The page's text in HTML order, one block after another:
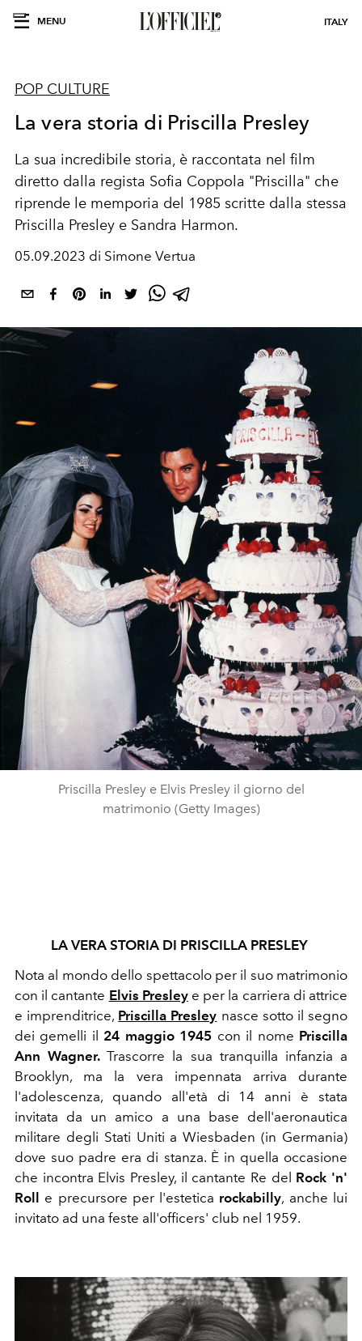
MENU ITALY
POP CULTURE
La vera storia di Priscilla Presley
La sua incredibile storia, è raccontata nel film
diretto dalla regista Sofia Coppola "Priscilla" che
riprende le memporia del 1985 scritte dalla stessa
Priscilla Presley e Sandra Harmon.
05.09.2023 di Simone Vertua
Priscilla Presley e Elvis Presley il giorno del
matrimonio (Getty Images)
LA VERA STORIA DI PRISCILLA PRESLEY
Nota al mondo dello spettacolo per il suo matrimonio
con il cantante Elvis Presley e per la carriera di attrice
e imprenditrice, Priscilla Presley nasce sotto il segno
dei gemelli il 24 maggio 1945 con il nome Priscilla
Ann Wagner.Trascorre la sua tranquilla infanzia a
Brooklyn, ma la vera impennata arriva durante
l'adolescenza, quando all'età di 14 anni è stata
invitata da un amico a una base dell'aeronautica
militare degli Stati Uniti a Wiesbaden (in Germania)
dove suo padre era di stanza. È in quella occasione
che incontra Elvis Presley, il cantante Re del Rock 'n'
Roll
e precursore per l'estetica rockabilly, anche lui
invitato ad una feste all'officers' club nel 1959.